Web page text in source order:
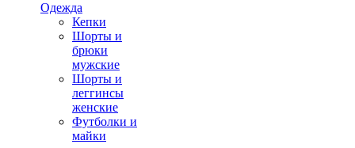
Одежда
Кепки
Шорты и
брюки
мужские
Шорты и
леггинсы
женские
Футболки и
майки